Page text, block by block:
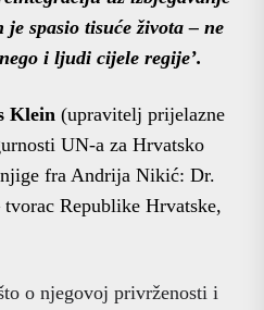
spasio tisuće života – ne
i ljudi cijele regije’.
Klein (upravitelj prijelazne
UN-a za Hrvatsko
fra Andrija Nikić: Dr.
Republike Hrvatske,
o njegovoj privrženosti i